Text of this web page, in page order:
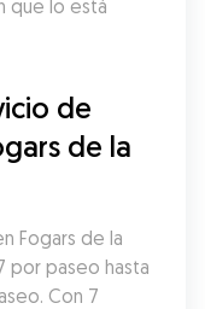
que lo está
de
de la
Fogars de la
por paseo hasta
Con 7